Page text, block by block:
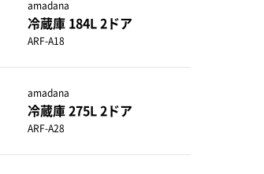
amadana
冷蔵庫 184L 2ドア
ARF-A18
amadana
冷蔵庫 275L 2ドア
ARF-A28